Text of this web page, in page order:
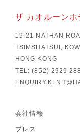
ザ カオルーンホ
19-21 NATHAN
TSIMSHATSUI,
HONG KONG
TEL: (852) 2929
会社情報
プレス